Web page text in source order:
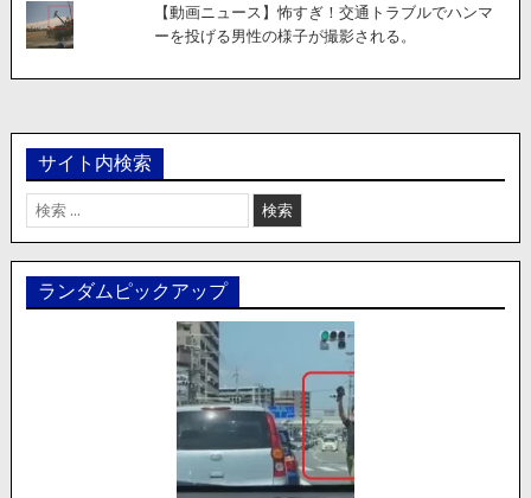
【動画ニュース】怖すぎ！交通トラブルでハンマ
ーを投げる男性の様子が撮影される。
サイト内検索
検
索:
ランダムピックアップ